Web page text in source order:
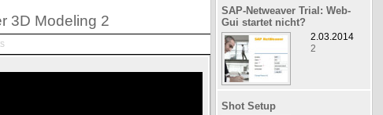
3D Modeling 2
SAP-Netweaver Trial: Web-
Gui startet nicht?
2.03.2014
2
Shot Setup